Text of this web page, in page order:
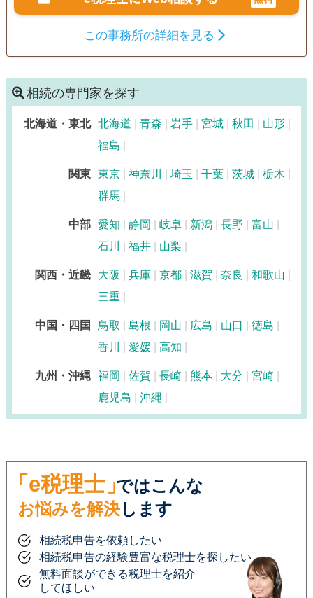
この事務所の詳細を見る
相続の専門家を探す
北海道・東北 北海道 青森 岩手 宮城 秋田
山形
福島
関東 東京 神奈川 埼玉 千葉 茨城
栃木
群馬
中部 愛知 静岡 岐阜 新潟 長野
富山
石川
福井 山梨
関西・近畿 大阪 兵庫 京都 滋賀 奈良
和歌山
三重
中国・四国 鳥取 島根 岡山 広島 山口
徳島
香川
愛媛 高知
九州・沖縄 福岡 佐賀 長崎 熊本 大分
宮崎
鹿児島
沖縄
「e税理士」ではこんな
お悩みを解決します
相続税申告を依頼したい
相続税申告の経験豊富な税理士を探したい
無料面談ができる税理士を紹介
してほしい